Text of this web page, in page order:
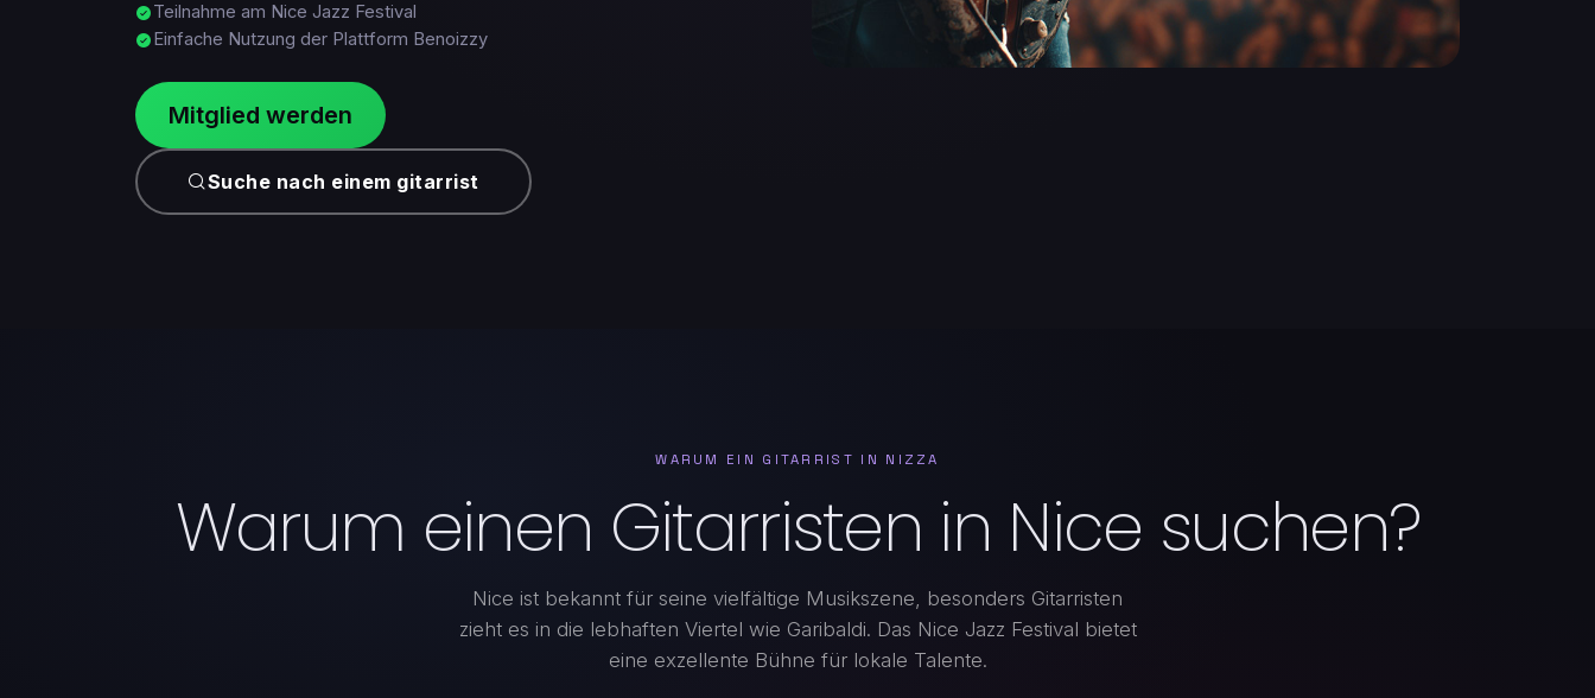
Teilnahme am Nice Jazz Festival
Einfache Nutzung der Plattform Benoizzy
Mitglied werden
Suche nach einem gitarrist
WARUM EIN GITARRIST IN NIZZA
Warum einen Gitarristen in Nice suchen?
Nice ist bekannt für seine vielfältige Musikszene, besonders Gitarristen
zieht es in die lebhaften Viertel wie Garibaldi. Das Nice Jazz Festival bietet
eine exzellente Bühne für lokale Talente.